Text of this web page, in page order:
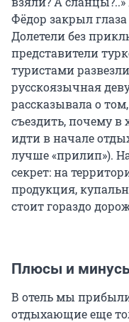
Фёдор закрыл
Долетели без
представители
туристами
русскоязычная
рассказывала о
съездить, почему
идти в начале
лучше «прилип»).
секрет: на
продукция,
стоит гораздо
Плюсы и
В отель мы
отдыхающие еще